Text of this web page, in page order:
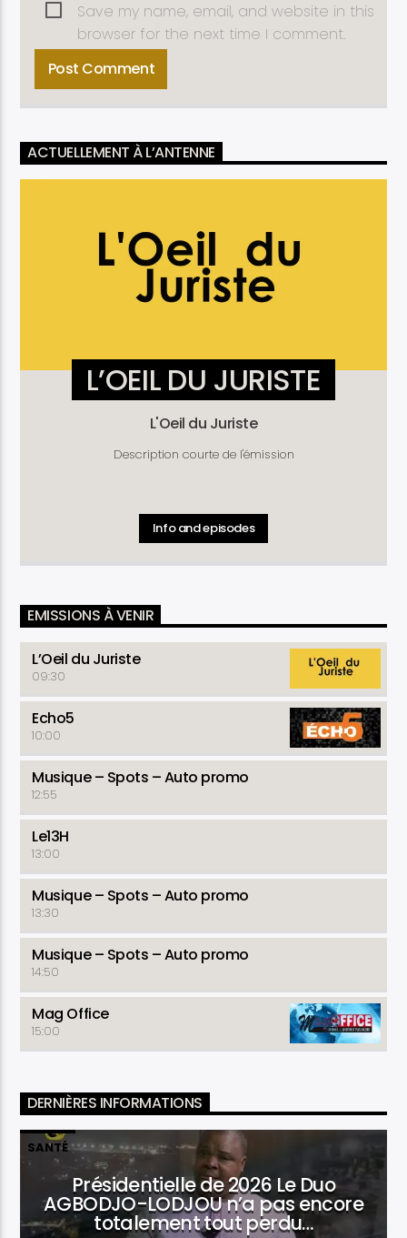
Save my name, email, and website in this
browser for the next time I comment.
ACTUELLEMENT À L’ANTENNE
L’OEIL DU JURISTE
L'Oeil du Juriste
Description courte de l'émission
Info and episodes
EMISSIONS À VENIR
L’Oeil du Juriste
09:30
Echo5
10:00
Musique – Spots – Auto promo
12:55
Le13H
13:00
Musique – Spots – Auto promo
13:30
Musique – Spots – Auto promo
14:50
Mag Office
15:00
DERNIÈRES INFORMATIONS
SANTÉ
Présidentielle de 2026 Le Duo
AGBODJO-LODJOU n’a pas encore
totalement tout perdu…